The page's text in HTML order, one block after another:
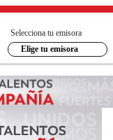
Selecciona tu emisora
Elige tu emisora